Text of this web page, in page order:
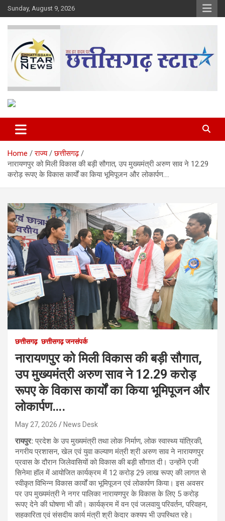
Skip
to
content
Sunday, August 9, 2026
Chhattisgarh Star
Home राज्य
छत्तीसगढ़
नारायणपुर को मिली विकास की बड़ी सौगात, उप मुख्यमंत्री अरुण साव ने 12.29
करोड़ रूपए के विकास कार्यों का किया भूमिपूजन और लोकार्पण….
छत्तीसगढ़ छत्तीसगढ़ जनसंपर्क
नारायणपुर को मिली विकास की बड़ी सौगात,
उप मुख्यमंत्री अरुण साव ने 12.29 करोड़
रूपए के विकास कार्यों का किया भूमिपूजन और
लोकार्पण….
May 27, 2026 News Desk
रायपुर:प्रदेश के उप मुख्यमंत्री तथा लोक निर्माण, लोक स्वास्थ्य यांत्रिकी,
नगरीय प्रशासन, खेल एवं युवा कल्याण मंत्री श्री अरुण साव ने नारायणपुर
प्रवास के दौरान जिलेवासियों को विकास की बड़ी सौगात दी। उन्होंने एजी
सिनेमा हॉल में आयोजित कार्यक्रम में 12 करोड़ 29 लाख रूपए की लागत से
स्वीकृत विभिन्न विकास कार्यों का भूमिपूजन एवं लोकार्पण किया। इस अवसर
पर उप मुख्यमंत्री ने नगर पालिका नारायणपुर के विकास के लिए 5 करोड़
रूपए देने की घोषणा भी की। कार्यक्रम में वन एवं जलवायु परिवर्तन, परिवहन,
सहकारिता एवं संसदीय कार्य मंत्री श्री केदार कश्यप भी उपस्थित रहे।